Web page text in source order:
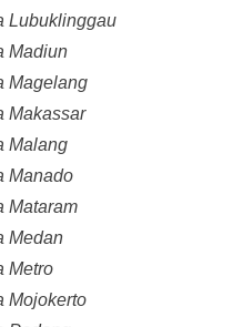
Lubuklinggau
Madiun
Magelang
Makassar
Malang
Manado
Mataram
Medan
Metro
Mojokerto